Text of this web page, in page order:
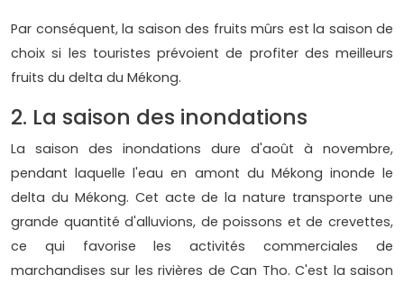
Par conséquent, la saison des fruits mûrs est la saison de
choix si les touristes prévoient de profiter des meilleurs
fruits du delta du Mékong.
2. La saison des inondations
La saison des inondations dure d'août à novembre,
pendant laquelle l'eau en amont du Mékong inonde le
delta du Mékong. Cet acte de la nature transporte une
grande quantité d'alluvions, de poissons et de crevettes,
ce qui favorise les activités commerciales de
marchandises sur les rivières de Can Tho. C'est la saison